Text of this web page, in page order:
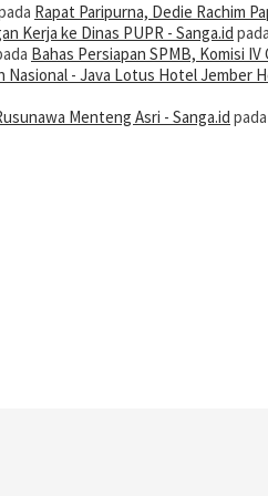
Rapat Paripurna, Dedie Rachim
Kerja ke Dinas PUPR - Sanga.id pada
Bahas Persiapan SPMB, Komisi
- Java Lotus Hotel Jember
Menteng Asri - Sanga.id pada